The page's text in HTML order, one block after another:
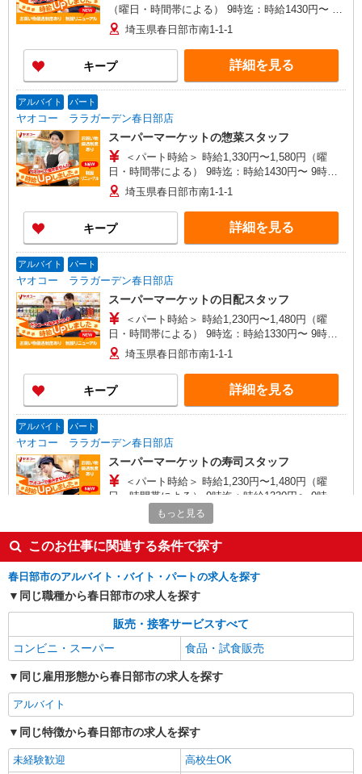
（曜日・時間帯による） 9時迄：時給1430円〜 9
時以降：時給1330円〜 16時以降：時給1480円〜
★土曜＋100円 ★日・祝＋100円 ■惣菜以外 時給
1,230円〜1,480円（曜日・時間帯による） 9時
迄：時給1330円〜 9時以降：時給1230円〜 16時以
降：時給1380円〜 ★土曜＋100円 ★日・祝＋100
わせください
埼玉県春日部市南1-1-1
キープ 詳細を見る
アルバイト パート
ヤオコー ララガーデン春日部店
スーパーマーケットの惣菜スタッフ
＜パート時給＞ 時給1,330円〜1,580円（曜
日・時間帯による） 9時迄：時給1430円〜 9時以
降：時給1330円〜 16時以降：時給1480円〜 ★土
曜＋100円 ★日・祝＋100円 ※アルバイトさんの
時給や募集内容はお問い合わせください
埼玉県春日部市南1-1-1
キープ 詳細を見る
アルバイト パート
ヤオコー ララガーデン春日部店
スーパーマーケットの日配スタッフ
＜パート時給＞ 時給1,230円〜1,480円（曜
日・時間帯による） 9時迄：時給1330円〜 9時以
降：時給1230円〜 16時以降：時給1380円〜 ★土
曜＋100円 ★日・祝＋100円 ※アルバイトさんの
時給や募集内容はお問い合わせください
埼玉県春日部市南1-1-1
キープ 詳細を見る
アルバイト パート
ヤオコー ララガーデン春日部店
スーパーマーケットの寿司スタッフ
＜パート時給＞ 時給1,230円〜1,480円（曜
日・時間帯による） 9時迄：時給1330円〜 9時以
降：時給1230円〜 16時以降：時給1380円〜 ★土
曜＋100円 ★日・祝＋100円 ※アルバイトさんの
時給や募集内容はお問い合わせください
埼玉県春日部市南1-1-1
キープ
アルバイト パート
ヤオコー 南桜井店
スーパーマーケットの店内スタッフ
＜パート時給＞ 時給1,230円〜1,480円（曜
日・時間帯による） 9時迄：時給1330円〜 9時以
降：時給1230円〜 16時以降：時給1380円〜 ★土
埼玉県春日部市大衾496-14
キープ 詳細を見る
パート
生活協同組合コープみらい コープかすかべ東店
もっと見る
このお仕事に関連する条件で探す
春日部市のアルバイト・バイト・パートの求人を探す
同じ職種から春日部市の求人を探す
販売・接客サービスすべて
コンビニ・スーパー
食品・試食販売
同じ雇用形態から春日部市の求人を探す
アルバイト
同じ特徴から春日部市の求人を探す
未経験歓迎
高校生OK